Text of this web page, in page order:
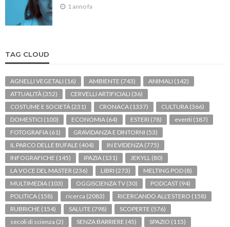
1 anno fa
TAG CLOUD
AGNELLI VEGETALI (16) AMBIENTE (743) ANIMALI (142)
ATTUALITÀ (352) CERVELLI ARTIFICIALI (36)
COSTUME E SOCIETÀ (231) CRONACA (1337) CULTURA (366)
DOMESTICI (100) ECONOMIA (64) ESTERI (78) eventi (187)
FOTOGRAFIA (61) GRAVIDANZA E DINTORNI (53)
IL PARCO DELLE BUFALE (404) IN EVIDENZA (775)
INFOGRAFICHE (145) IPAZIA (131) JEKYLL (80)
LA VOCE DEL MASTER (236) LIBRI (273) MELTING POD (8)
MULTIMEDIA (103) OGGISCIENZA TV (30) PODCAST (94)
POLITICA (158) ricerca (2083) RICERCANDO ALL'ESTERO (158)
RUBRICHE (154) SALUTE (798) SCOPERTE (576)
secoli di scienza (2) SENZA BARRIERE (45) SPAZIO (115)